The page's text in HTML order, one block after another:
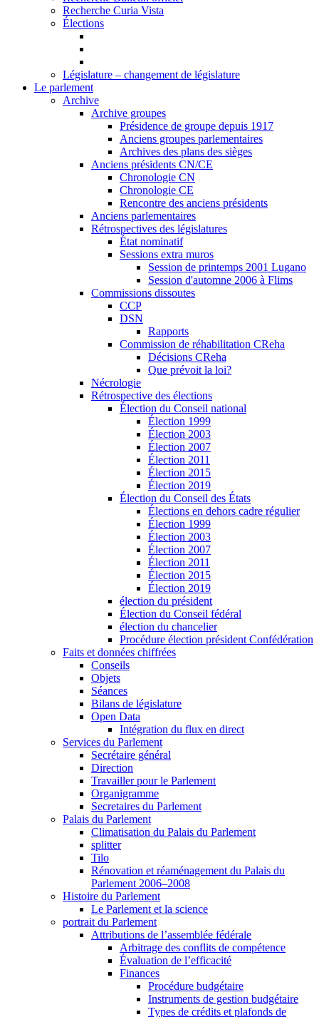
Recherche Curia Vista
Élections
Législature – changement de législature
Le parlement
Archive
Archive groupes
Présidence de groupe depuis 1917
Anciens groupes parlementaires
Archives des plans des sièges
Anciens présidents CN/CE
Chronologie CN
Chronologie CE
Rencontre des anciens présidents
Anciens parlementaires
Rétrospectives des législatures
État nominatif
Sessions extra muros
Session de printemps 2001 Lugano
Session d'automne 2006 à Flims
Commissions dissoutes
CCP
DSN
Rapports
Commission de réhabilitation CReha
Décisions CReha
Que prévoit la loi?
Nécrologie
Rétrospective des élections
Élection du Conseil national
Élection 1999
Élection 2003
Élection 2007
Élection 2011
Élection 2015
Élection 2019
Élection du Conseil des États
Élections en dehors cadre régulier
Élection 1999
Élection 2003
Élection 2007
Élection 2011
Élection 2015
Élection 2019
élection du président
Élection du Conseil fédéral
élection du chancelier
Procédure élection président Confédération
Faits et données chiffrées
Conseils
Objets
Séances
Bilans de législature
Open Data
Intégration du flux en direct
Services du Parlement
Secrétaire général
Direction
Travailler pour le Parlement
Organigramme
Secretaires du Parlement
Palais du Parlement
Climatisation du Palais du Parlement
splitter
Tilo
Rénovation et réaménagement du Palais du
Parlement 2006–2008
Histoire du Parlement
Le Parlement et la science
portrait du Parlement
Attributions de l’assemblée fédérale
Arbitrage des conflits de compétence
Évaluation de l’efficacité
Finances
Procédure budgétaire
Instruments de gestion budgétaire
Types de crédits et plafonds de